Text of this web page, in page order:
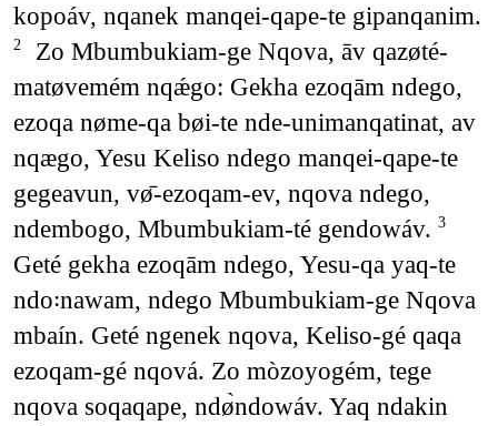
kopoáv, nqanek manqei-qape-te gipanqanim.
2
Zo Mbumbukiam-ge Nqova, āv qazøté-
matøvemém nqǽgo: Gekha ezoqām ndego,
ezoqa nøme-qa bøi-te nde-unimanqatinat, av
nqægo, Yesu Keliso ndego manqei-qape-te
gegeavun, vø̄-ezoqam-ev, nqova ndego,
ndembogo, Mbumbukiam-té gendowáv. 3
Geté gekha ezoqām ndego, Yesu-qa yaq-te
ndo꞉nawam, ndego Mbumbukiam-ge Nqova
mbaín. Geté ngenek nqova, Keliso-gé qaqa
ezoqam-gé nqová. Zo mòzoyogém, tege
nqova soqaqape, ndø̀ndowáv. Yaq ndakin